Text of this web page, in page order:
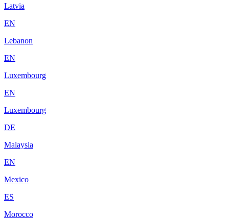
Latvia
EN
Lebanon
EN
Luxembourg
EN
Luxembourg
DE
Malaysia
EN
Mexico
ES
Morocco